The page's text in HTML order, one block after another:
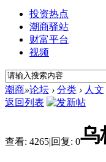
投资热点
潮商驿站
财富平台
视频
潮商»论坛 › 分类 › 人文
返回列表
查看: 4265|回复: 0乌